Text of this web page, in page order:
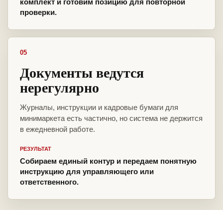
комплект и готовим позицию для повторной
проверки.
05
Документы ведутся
нерегулярно
Журналы, инструкции и кадровые бумаги для
минимаркета есть частично, но система не держится
в ежедневной работе.
РЕЗУЛЬТАТ
Собираем единый контур и передаем понятную
инструкцию для управляющего или
ответственного.